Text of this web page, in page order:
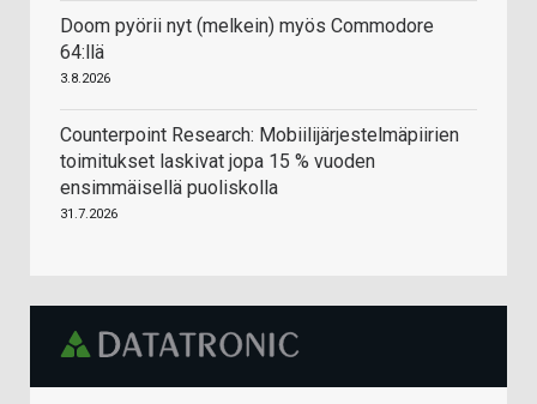
Doom pyörii nyt (melkein) myös Commodore
64:llä
3.8.2026
Counterpoint Research: Mobiilijärjestelmäpiirien
toimitukset laskivat jopa 15 % vuoden
ensimmäisellä puoliskolla
31.7.2026